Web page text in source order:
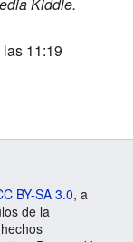
11:19
BY-SA 3.0, a
de la